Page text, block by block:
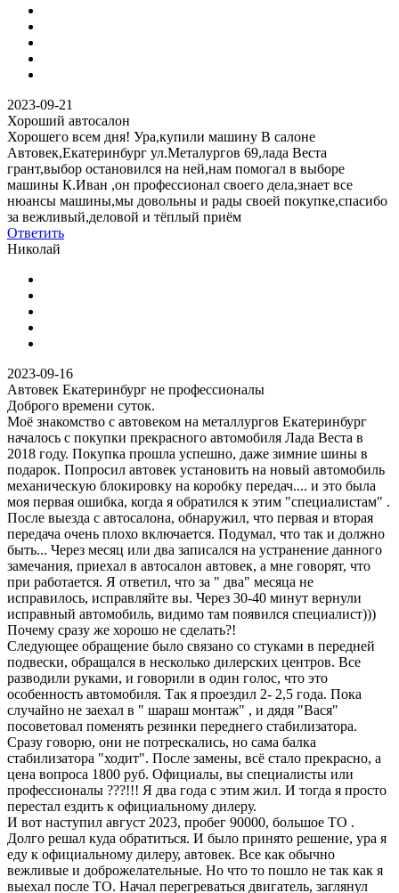
2023-09-21
Хороший автосалон
Хорошего всем дня! Ура,купили машину В салоне
Автовек,Екатеринбург ул.Металургов 69,лада Веста
грант,выбор остановился на ней,нам помогал в выборе
машины К.Иван ,он профессионал своего дела,знает все
нюансы машины,мы довольны и рады своей покупке,спасибо
за вежливый,деловой и тёплый приём
Ответить
Николай
2023-09-16
Автовек Екатеринбург не профессионалы
Доброго времени суток.
Моё знакомство с автовеком на металлургов Екатеринбург
началось с покупки прекрасного автомобиля Лада Веста в
2018 году. Покупка прошла успешно, даже зимние шины в
подарок. Попросил автовек установить на новый автомобиль
механическую блокировку на коробку передач.... и это была
моя первая ошибка, когда я обратился к этим "специалистам" .
После выезда с автосалона, обнаружил, что первая и вторая
передача очень плохо включается. Подумал, что так и должно
быть... Через месяц или два записался на устранение данного
замечания, приехал в автосалон автовек, а мне говорят, что
при работается. Я ответил, что за " два" месяца не
исправилось, исправляйте вы. Через 30-40 минут вернули
исправный автомобиль, видимо там появился специалист)))
Почему сразу же хорошо не сделать?!
Следующее обращение было связано со стуками в передней
подвески, обращался в несколько дилерских центров. Все
разводили руками, и говорили в один голос, что это
особенность автомобиля. Так я проездил 2- 2,5 года. Пока
случайно не заехал в " шараш монтаж" , и дядя "Вася"
посоветовал поменять резинки переднего стабилизатора.
Сразу говорю, они не потрескались, но сама балка
стабилизатора "ходит". После замены, всё стало прекрасно, а
цена вопроса 1800 руб. Официалы, вы специалисты или
профессионалы ???!!! Я два года с этим жил. И тогда я просто
перестал ездить к официальному дилеру.
И вот наступил август 2023, пробег 90000, большое ТО .
Долго решал куда обратиться. И было принято решение, ура я
еду к официальному дилеру, автовек. Все как обычно
вежливые и доброжелательные. Но что то пошло не так как я
выехал после ТО. Начал перегреваться двигатель, заглянул